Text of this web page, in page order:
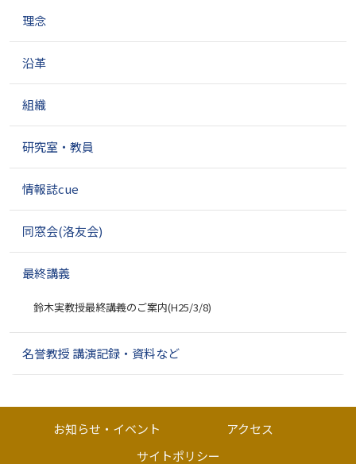
ン
理念
沿革
組織
研究室・教員
情報誌cue
同窓会(洛友会)
最終講義
鈴木実教授最終講義のご案内(H25/3/8)
名誉教授 講演記録・資料など
お知らせ・イベント
アクセス
サイトポリシー